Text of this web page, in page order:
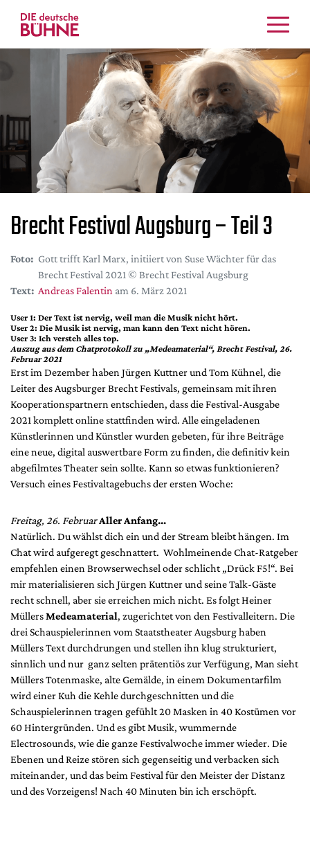
Kritiken
Musiktheater
Crossover
Bühnenwelt
Festivals & Veranstaltungen
Menschen & Theater
Themen
Internationales
Nachrufe
Medientipps
DdB-map
Kalender
Premierensuche
Festival-Planer
Hefte
Alle Hefte
Leseproben
Podcast
Shop / Abo
Newsletter
Redaktion
Autor:innen
Partner
Mediadaten
Suche
Brecht Festival Augsburg – Teil 3
Foto: Gott trifft Karl Marx, initiiert von Suse Wächter für das
Brecht Festival 2021 © Brecht Festival Augsburg
Text: Andreas Falentin am 6. März 2021
User 1: Der Text ist nervig, weil man die Musik nicht hört.
User 2: Die Musik ist nervig, man kann den Text nicht hören.
User 3: Ich versteh alles top.
Auszug aus dem Chatprotokoll zu „Medeamaterial“, Brecht Festival, 26.
Februar 2021
Erst im Dezember haben Jürgen Kuttner und Tom Kühnel, die
Leiter des Augsburger Brecht Festivals, gemeinsam mit ihren
Kooperationspartnern entschieden, dass die Festival-Ausgabe
2021 komplett online stattfinden wird. Alle eingeladenen
Künstlerinnen und Künstler wurden gebeten, für ihre Beiträge
eine neue, digital auswertbare Form zu finden, die definitiv kein
abgefilmtes Theater sein sollte. Kann so etwas funktionieren?
Versuch eines Festivaltagebuchs der ersten Woche:
Freitag, 26. Februar Aller Anfang…
Natürlich. Du wählst dich ein und der Stream bleibt hängen. Im
Chat wird aufgeregt geschnattert. Wohlmeinende Chat-Ratgeber
empfehlen einen Browserwechsel oder schlicht „Drück F5!“. Bei
mir materialisieren sich Jürgen Kuttner und seine Talk-Gäste
recht schnell, aber sie erreichen mich nicht. Es folgt Heiner
MüllersMedeamaterial, zugerichtet von den Festivalleitern. Die
drei Schauspielerinnen vom Staatstheater Augsburg haben
Müllers Text durchdrungen und stellen ihn klug strukturiert,
sinnlich und nur ganz selten prätentiös zur Verfügung, Man sieht
Müllers Totenmaske, alte Gemälde, in einem Dokumentarfilm
wird einer Kuh die Kehle durchgeschnitten und die
Schauspielerinnen tragen gefühlt 20 Masken in 40 Kostümen vor
60 Hintergründen. Und es gibt Musik, wummernde
Electrosounds, wie die ganze Festivalwoche immer wieder. Die
Ebenen und Reize stören sich gegenseitig und verbacken sich
miteinander, und das beim Festival für den Meister der Distanz
und des Vorzeigens! Nach 40 Minuten bin ich erschöpft.